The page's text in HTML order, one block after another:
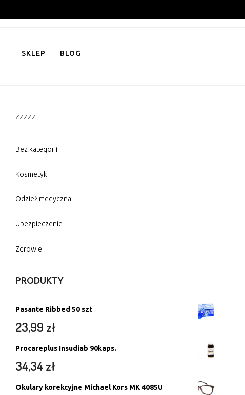
to
SKLEP BLOG
zzzzz
Bez kategorii
Kosmetyki
Odzież medyczna
Ubezpieczenie
Zdrowie
PRODUKTY
Pasante Ribbed 50 szt
23,99 zł
Procareplus Insudiab 90kaps.
34,34zł
Okulary korekcyjne Michael Kors MK 4085U